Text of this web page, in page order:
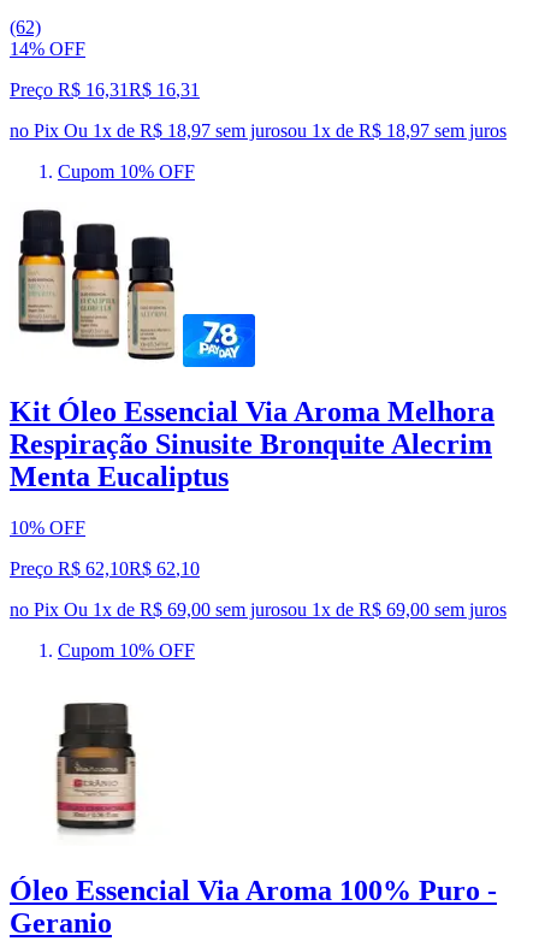
(62)
14% OFF
Preço R$ 16,31R$ 16,31
no Pix Ou 1x de R$ 18,97 sem jurosou 1x de R$ 18,97 sem juros
Cupom 10% OFF
Kit Óleo Essencial Via Aroma Melhora
Respiração Sinusite Bronquite Alecrim
Menta Eucaliptus
10% OFF
Preço R$ 62,10R$ 62,10
no Pix Ou 1x de R$ 69,00 sem jurosou 1x de R$ 69,00 sem juros
Cupom 10% OFF
Óleo Essencial Via Aroma 100% Puro -
Geranio